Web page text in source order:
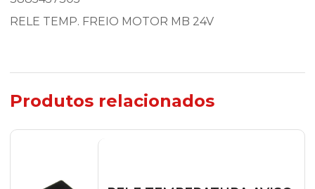
RELE TEMP. FREIO MOTOR MB 24V
Produtos relacionados